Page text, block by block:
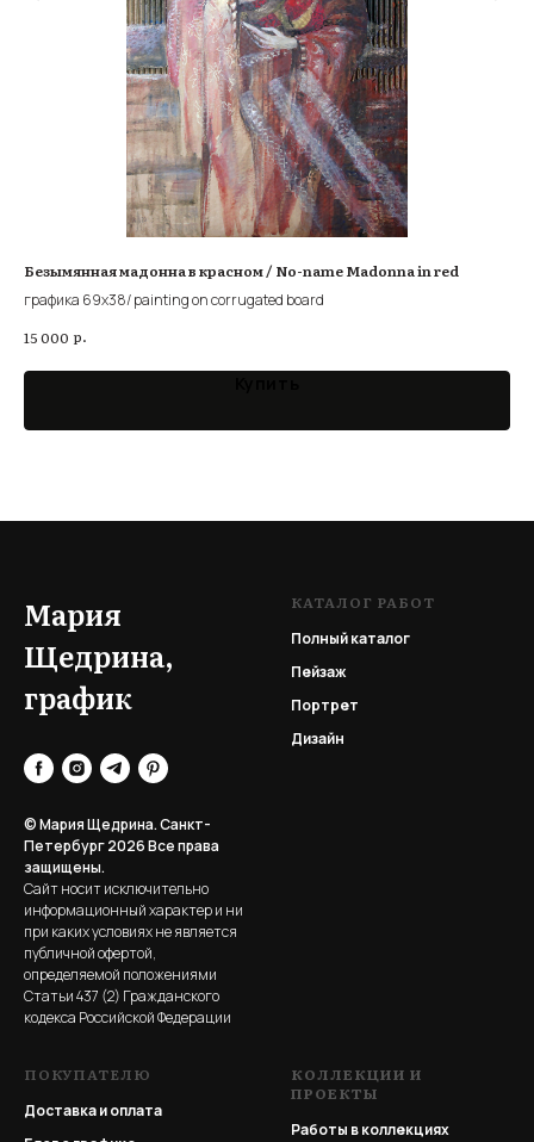
Безымянная мадонна в красном / No-name Madonna in red
графика 69х38/ painting on corrugated board
15 000 р.
Мария
Щедрина,
график
© Мария Щедрина. Санкт-
Петербург 2026Все права
защищены.
Сайт носит исключительно
информационный характер и ни
при каких условиях не является
публичной офертой,
определяемой положениями
Статьи 437 (2) Гражданского
кодекса Российской Федерации
КАТАЛОГ РАБОТ
Полный каталог
Пейзаж
Портрет
Дизайн
ПОКУПАТЕЛЮ
Доставка и оплата
КОЛЛЕКЦИИ И
ПРОЕКТЫ
Работы в коллекциях